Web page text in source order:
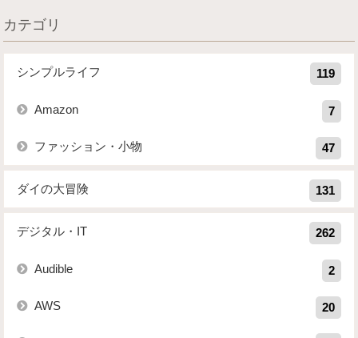
カテゴリ
シンプルライフ 119
Amazon 7
ファッション・小物 47
ダイの大冒険 131
デジタル・IT 262
Audible 2
AWS 20